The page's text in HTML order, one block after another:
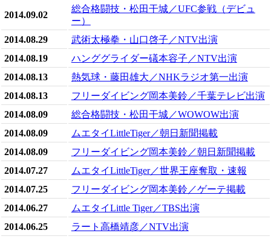
2014.09.02
総合格闘技・松田干城／UFC参戦（デビュ
ー）
2014.08.29
武術太極拳・山口啓子／NTV出演
2014.08.19
ハンググライダー礒本容子／NTV出演
2014.08.13
熱気球・藤田雄大／NHKラジオ第一出演
2014.08.13
フリーダイビング岡本美鈴／千葉テレビ出演
2014.08.09
総合格闘技・松田干城／WOWOW出演
2014.08.09
ムエタイLittleTiger／朝日新聞掲載
2014.08.09
フリーダイビング岡本美鈴／朝日新聞掲載
2014.07.27
ムエタイLittleTiger／世界王座奪取・速報
2014.07.25
フリーダイビング岡本美鈴／ゲーテ掲載
2014.06.27
ムエタイLittle Tiger／TBS出演
2014.06.25
ラート高橋靖彦／NTV出演